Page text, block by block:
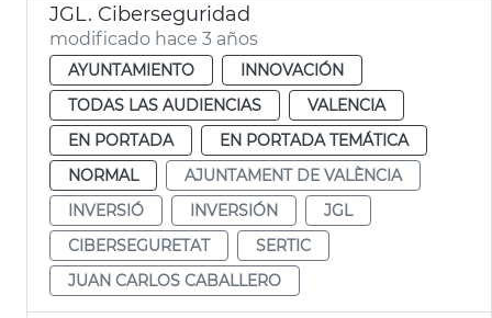
JGL. Ciberseguridad
modificado hace 3 años
AYUNTAMIENTO
INNOVACIÓN
TODAS LAS AUDIENCIAS
VALENCIA
EN PORTADA
EN PORTADA TEMÁTICA
NORMAL
AJUNTAMENT DE VALÈNCIA
INVERSIÓ
INVERSIÓN
JGL
CIBERSEGURETAT
SERTIC
JUAN CARLOS CABALLERO